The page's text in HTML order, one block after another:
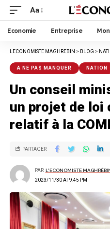
Aa
Economie Entreprise
LECONOMISTE MAGHREBIN > BLOG >
A NE PAS MANQUER NATION
Un conseil
un projet de loi
relatif à la
2023/11/30 AT 9:45 PM
PAR L'ECONOMISTE
PARTAGER